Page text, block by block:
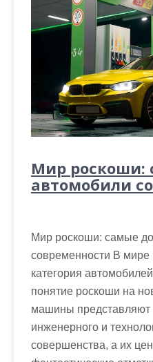
Мир роскоши:
автомобили
Мир роскоши: самые
современности В мире
категория
понятие роскоши на
машины представляют
инженерного и
совершенства, а их